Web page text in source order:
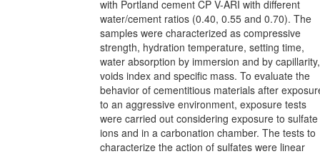
with Portland cement CP V-ARI with different
water/cement ratios (0.40, 0.55 and 0.70). The
samples were characterized as compressive
strength, hydration temperature, setting time,
water absorption by immersion and by capillarity,
voids index and specific mass. To evaluate the
behavior of cementitious materials after
to an aggressive environment, exposure tests
were carried out considering exposure to sulfate
ions and in a carbonation chamber. The tests to
characterize the action of sulfates were linear